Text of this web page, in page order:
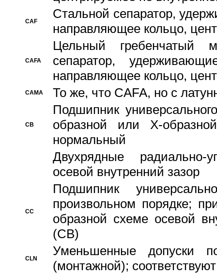
CAF
Стальной сепаратор,
направляющее кольцо,
CAFA
Цельный гребенчатый
сепаратор,
направляющее кольцо,
CAMA То же, что CAFA, но с
CB
Подшипник
образной или Х-
нормальный
Двухрядные радиально-
осевой внутренний зазор
CC
Подшипник
произвольном порядке;
образной схеме осевой
(CB)
CLN
Уменьшенные
(монтажной);